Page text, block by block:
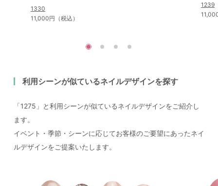
1330
11,000円（税込）
1239
利用シーンが似ているネイルデザインを探す
「1275」と利用シーンが似ているネイルデザインをご紹介し
ます。
イベント・季節・シーンに応じてお客様のご要望にあったネイ
ルデザインをご提案いたします。